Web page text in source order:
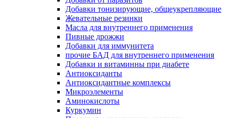
Добавки тонизирующие, общеукрепляющие
Жевательные резинки
Масла для внутреннего применения
Пивные дрожжи
Добавки для иммунитета
прочие БАД для внутреннего применения
Добавки и витаминны при диабете
Антиоксиданты
Антиоксидантные комплексы
Микроэлементы
Аминокислоты
Куркумин